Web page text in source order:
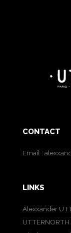
CONTACT
Email :
LINKS
Alexxander